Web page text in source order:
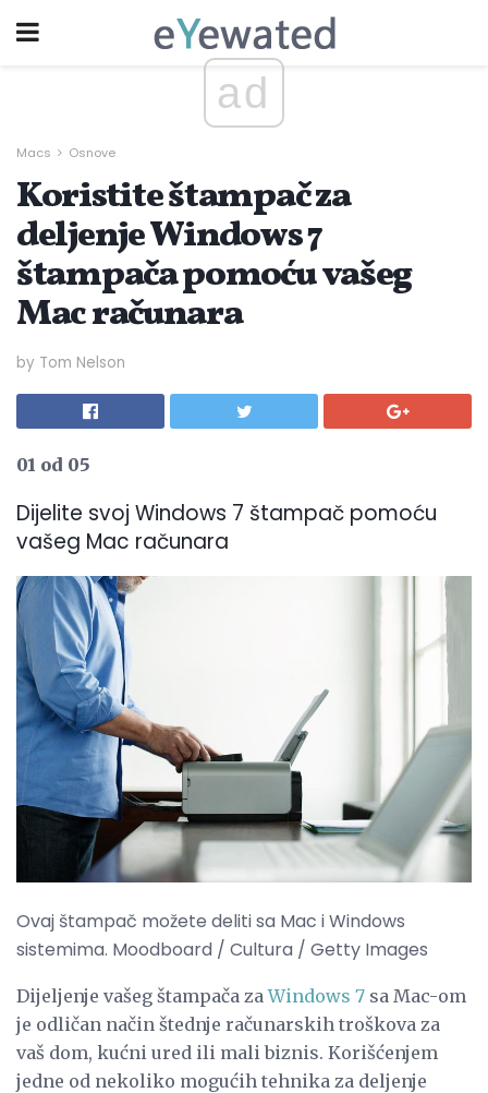
ad
Macs Osnove
Koristite štampač za
deljenje Windows 7
štampača pomoću vašeg
Mac računara
by Tom Nelson
01 od 05
Dijelite svoj Windows 7 štampač pomoću
vašeg Mac računara
Ovaj štampač možete deliti sa Mac i Windows
sistemima. Moodboard / Cultura / Getty Images
Dijeljenje vašeg štampača zaWindows 7 sa Mac-om
je odličan način štednje računarskih troškova za
vaš dom, kućni ured ili mali biznis. Korišćenjem
jedne od nekoliko mogućih tehnika za deljenje